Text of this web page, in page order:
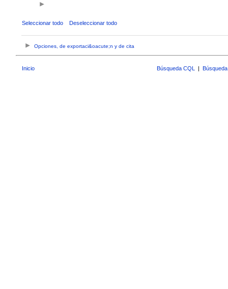
Seleccionar todo Deseleccionar todo
Opciones, de exportaci&oacute;n y de cita
Inicio Búsqueda CQL |